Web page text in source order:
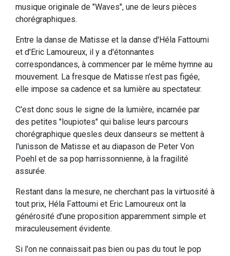
musique originale de "Waves", une de leurs pièces
chorégraphiques.
Entre la danse de Matisse et la danse d'Héla Fattoumi
et d'Eric Lamoureux, il y a d'étonnantes
correspondances, à commencer par le même hymne au
mouvement. La fresque de Matisse n'est pas figée,
elle impose sa cadence et sa lumière au spectateur.
C'est donc sous le signe de la lumière, incarnée par
des petites "loupiotes" qui balise leurs parcours
chorégraphique quesles deux danseurs se mettent à
l'unisson de Matisse et au diapason de Peter Von
Poehl et de sa pop harrissonnienne, à la fragilité
assurée.
Restant dans la mesure, ne cherchant pas la virtuosité à
tout prix, Héla Fattoumi et Eric Lamoureux ont la
générosité d'une proposition apparemment simple et
miraculeusement évidente.
Si l'on ne connaissait pas bien ou pas du tout le pop